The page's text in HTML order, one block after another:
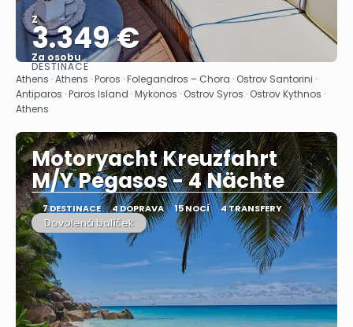
Z
3.349 €
Za osobu
Zobrazit
DESTINACE
Athens · Athens · Poros · Folegandros – Chora · Ostrov Santorini ·
Antiparos · Paros Island · Mykonos · Ostrov Syros · Ostrov Kythnos ·
Athens
Motoryacht Kreuzfahrt
M/Y Pegasos - 4 Nächte
7 DESTINACE 4 DOPRAVA 15 NOCÍ 4 TRANSFERY
Dovolená balíček